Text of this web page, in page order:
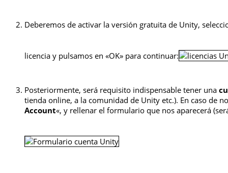
Deberemos de activar la versión gratuita de Unity,
licencia y pulsamos en «OK» para continuar:
Posteriormente, será requisito indispensable tener una
tienda online, a la comunidad de Unity etc.). En caso de
Account«, y rellenar el formulario que nos aparecerá